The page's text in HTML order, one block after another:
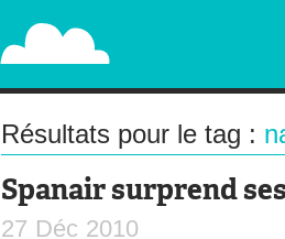
PAPERPLANE
STREET, AMBIENT, GUÉRILLA MARKETING
Résultats pour le tag :
Spanair surprend
27 Déc 2010